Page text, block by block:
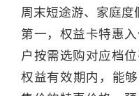
周末短途游、家庭度
第一，权益卡特惠
户按需选购对应档
权益有效期内，能